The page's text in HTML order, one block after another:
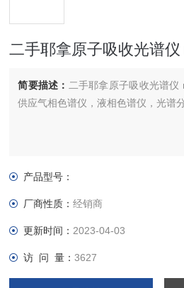
二手耶拿原子吸收光谱
简要描述： 二手耶拿原子吸收光谱
供应气相色谱仪，液相色谱仪，光谱
产品型号：
厂商性质：经销商
更新时间： 2023-04-03
访 问 量：3627